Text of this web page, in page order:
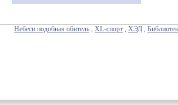
Небеси подобная обитель , XL-спорт , ХЭД ,